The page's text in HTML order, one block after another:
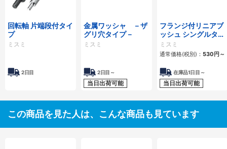
回転軸 片端段付タイ
プ
ミスミ
2日目
金属ワッシャ －ザ
グリ穴タイプ－
ミスミ
2日目～
当日出荷可能
フランジ付リニアブ
ッシュ シングルタイ
プ/逆ザグリ穴タイ
プ
ミスミ
通常価格(税別)： 530 円 ～
在庫品1日目～
当日出荷可能
この商品を見た人は、こんな商品も見ています